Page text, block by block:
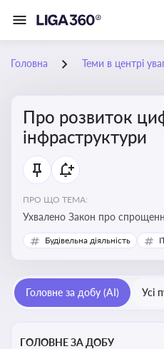
Головна Теми в центрі
Про розвиток
інфраструктури
ПРО ЩО ТЕМА:
Ухвалено Закон про
відведення земельних
інфраструктури
Будівельна діяльність
Головне за добу (AI) Усі
ГОЛОВНЕ ЗА ДОБУ